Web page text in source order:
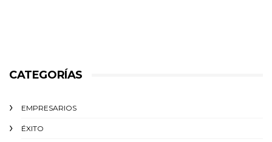
CATEGORÍAS
EMPRESARIOS
ÉXITO‬